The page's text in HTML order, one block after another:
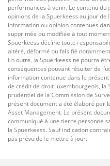
performances à venir. Le contenu
opinions de la Spuerkeess au jour
information ou opinion contenues
supprimée ou modifiée à tout
Spuerkeess décline toute
altéré, déformé ou falsifié
En outre, la Spuerkeess ne pourra
conséquences pouvant résulter de
information contenue dans le
de crédit de droit luxembourgeois, la
prudentiel de la Commission de
présent document a été élaboré par
Asset Management. Le présent
communiqué à une tierce personne
la Spuerkeess. Sauf indication
pas prévu de le mettre à jour.